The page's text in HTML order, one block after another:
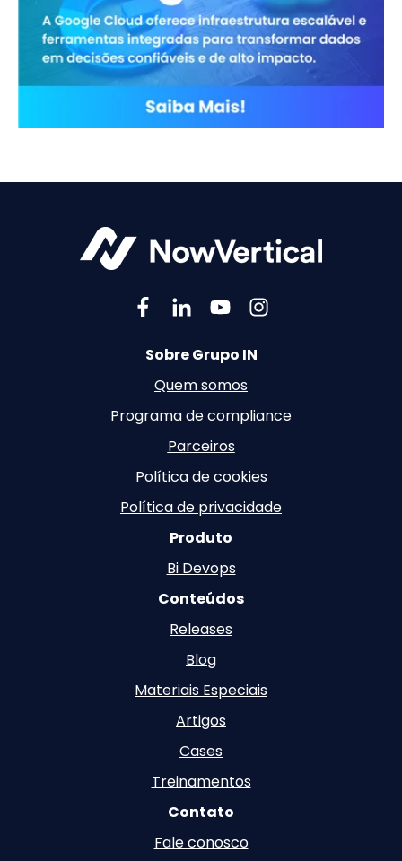
Sobre Grupo IN
Quem somos
Programa de compliance
Parceiros
Política de cookies
Política de privacidade
Produto
Bi Devops
Conteúdos
Releases
Blog
Materiais Especiais
Artigos
Cases
Treinamentos
Contato
Fale conosco